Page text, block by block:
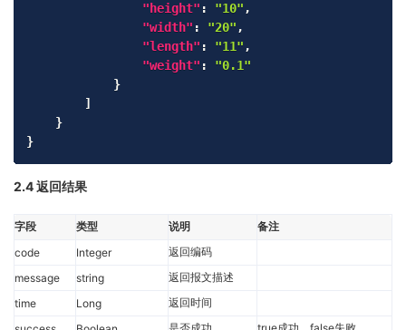
"height" : "10" ,
"width" : "20" ,
"length" : "11" ,
"weight" :
"0.1"
}
]
}
}
2.4 返回结果
字段 类型 说明
备注
code
Integer
返回编码
message
string
返回报文描述
time
Long
返回时间